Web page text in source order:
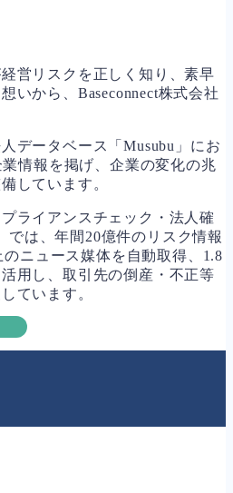
営リスクを正しく知り、素早
いから、Baseconnect株式会社
データベース「Musubu」にお
情報を掲げ、企業の変化の兆
しています。
ライアンスチェック・法人確
では、年間20億件のリスク情報
ニュース媒体を自動取得、1.8
用し、取引先の倒産・不正等
ています。